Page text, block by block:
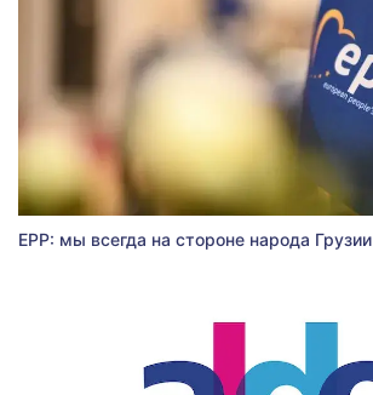
EPP: мы всегда на стороне народа Грузии